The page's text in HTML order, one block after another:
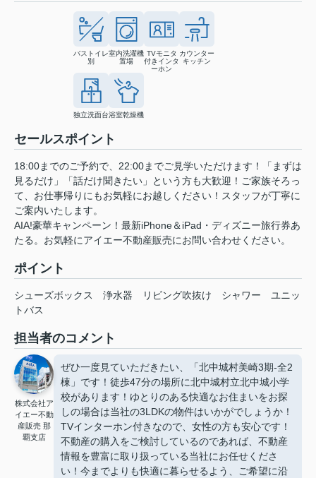
バストイレ
別
室内洗濯機
置場
TVモニタ
付きインタ
ーホン
カウンター
キッチン
独立洗面台浴室乾燥機
セールスポイント
18:00までのご予約で、22:00までご見学いただけます！「まずは
見るだけ」「話だけ聞きたい」という方も大歓迎！ご家族そろっ
て、お仕事帰りにもお気軽にお越しください！スタッフが丁寧に
ご案内いたします。
AIA!豪華キャンペーン！最新iPhone＆iPad・ディズニー旅行券あ
たる。お気軽にアイエー不動産販売にお問い合わせください。
ポイント
シューズボックス 浄水器 リビング吹抜け シャワー
ユニッ
トバス
担当者のコメント
株式会社ア
イエー不動
産販売 那
覇支店
ぜひ一度見ていただきたい、「北中城村美崎3期-全2
棟」です！徒歩47分の場所に北中城村立北中城小学
校があります！ゆとりのある快適なお住まいをお探
しの場合は当社の3LDKの物件はいかがでしょうか！
TVインターホン付きなので、女性の方も安心です！
不動産の購入をご検討しているのであれば、不動産
情報を豊富に取り扱っている当社にお任せくださ
い！今までよりも快適に暮らせるよう、ご希望に沿